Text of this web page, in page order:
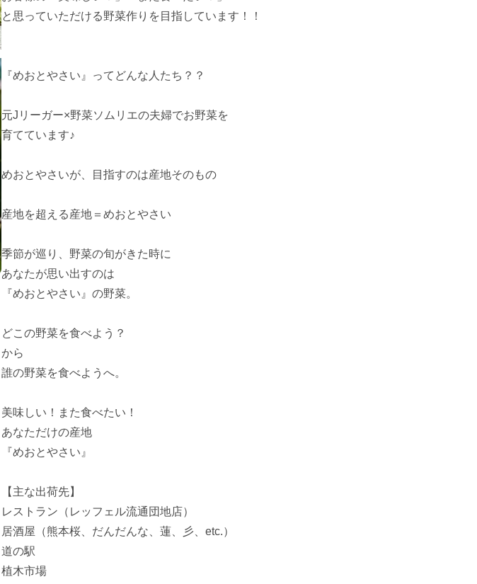
と思っていただける野菜作りを目指しています！！
『めおとやさい』ってどんな人たち？？
元Jリーガー×野菜ソムリエの夫婦でお野菜を
育てています♪
めおとやさいが、目指すのは産地そのもの
産地を超える産地＝めおとやさい
季節が巡り、野菜の旬がきた時に
あなたが思い出すのは
『めおとやさい』の野菜。
どこの野菜を食べよう？
から
誰の野菜を食べようへ。
美味しい！また食べたい！
あなただけの産地
『めおとやさい』
【主な出荷先】
レストラン（レッフェル流通団地店）
居酒屋（熊本桜、だんだんな、蓮、彡、etc.）
道の駅
植木市場